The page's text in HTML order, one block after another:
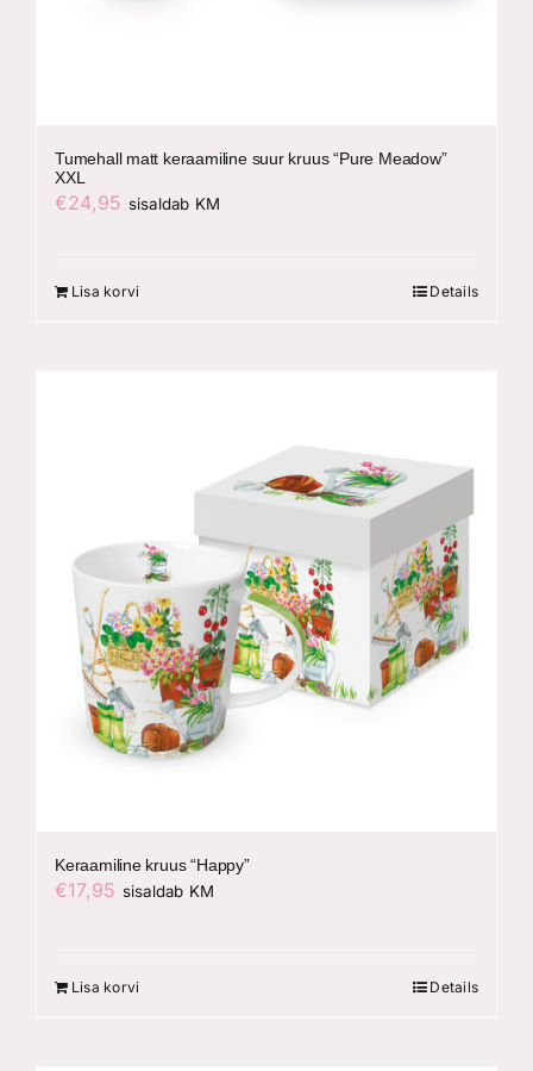
Tumehall matt keraamiline suur kruus “Pure Meadow”
XXL
€24,95 sisaldab KM
Lisa korvi Details
Keraamiline kruus “Happy”
€17,95 sisaldab KM
Lisa korvi Details